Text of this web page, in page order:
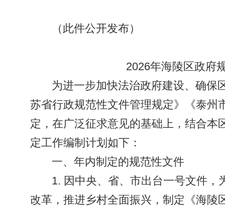
（此件公开发布）
2026年海陵区政府
为进一步加快法治政府建设、确保
苏省行政规范性文件管理规定》《泰州
定，在广泛征求意见的基础上，结合本
定工作编制计划如下：
一、年内制定的规范性文件
1. 因中央、省、市出台一号文件，
改革，推进乡村全面振兴，制定《海陵